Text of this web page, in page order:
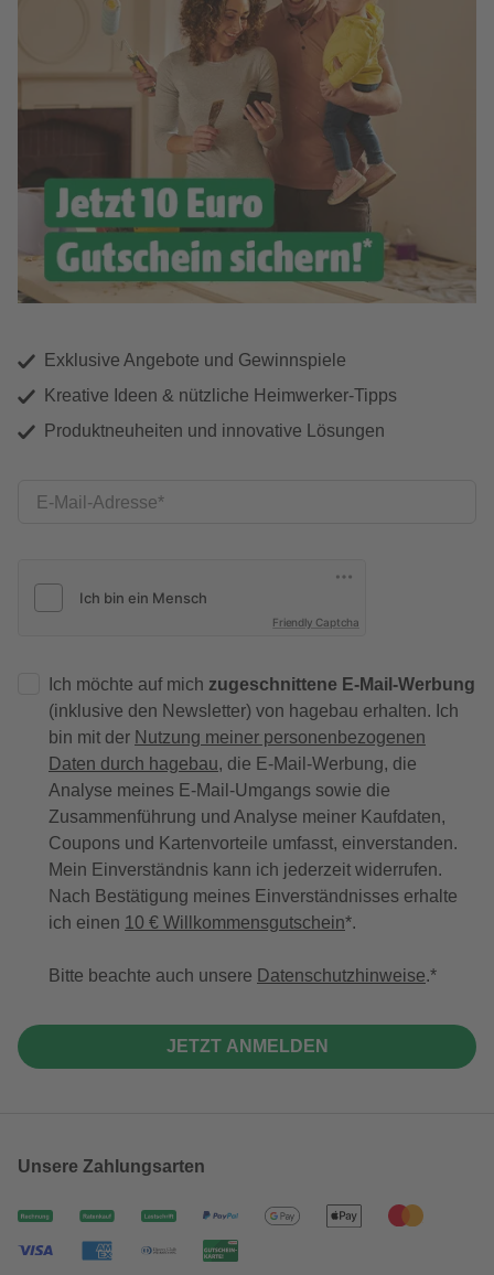
Exklusive Angebote und Gewinnspiele
Kreative Ideen & nützliche Heimwerker-Tipps
Produktneuheiten und innovative Lösungen
E-Mail-Adresse
Friendly Captcha
Ich möchte auf mich zugeschnittene E-Mail-Werbung
(inklusive den Newsletter) von hagebau erhalten. Ich
bin mit der Nutzung meiner personenbezogenen
Daten durch hagebau, die E-Mail-Werbung, die
Analyse meines E-Mail-Umgangs sowie die
Zusammenführung und Analyse meiner Kaufdaten,
Coupons und Kartenvorteile umfasst, einverstanden.
Mein Einverständnis kann ich jederzeit widerrufen.
Nach Bestätigung meines Einverständnisses erhalte
ich einen 10 € Willkommensgutschein*.
Bitte beachte auch unsere Datenschutzhinweise.
JETZT ANMELDEN
Unsere Zahlungsarten